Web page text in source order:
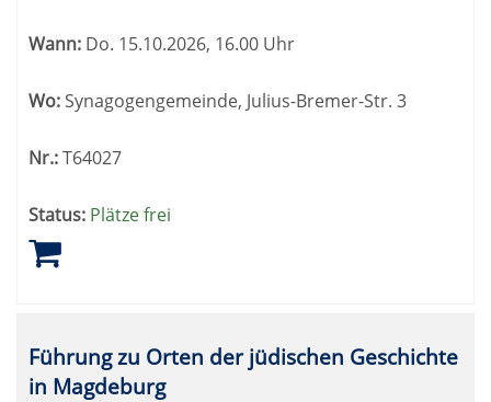
Wann: Do. 15.10.2026, 16.00 Uhr
Wo:Synagogengemeinde, Julius-Bremer-Str. 3
Nr.:T64027
Status: Plätze frei
Führung zu Orten der jüdischen Geschichte
in Magdeburg